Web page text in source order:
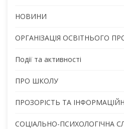
НОВИНИ
ОРГАНІЗАЦІЯ ОСВІТНЬОГО
Події та активності
ПРО ШКОЛУ
ПРОЗОРІСТЬ ТА
СОЦІАЛЬНО-ПСИХОЛОГІЧНА